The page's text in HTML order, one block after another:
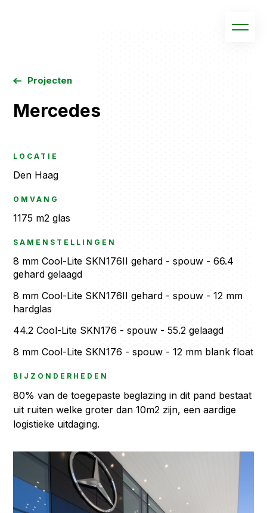
Projecten
Mercedes
LOCATIE
Den Haag
OMVANG
1175 m2 glas
SAMENSTELLINGEN
8 mm Cool-Lite SKN176II gehard - spouw - 66.4
gehard gelaagd
8 mm Cool-Lite SKN176II gehard - spouw - 12 mm
hardglas
44.2 Cool-Lite SKN176 - spouw - 55.2 gelaagd
8 mm Cool-Lite SKN176 - spouw - 12 mm blank float
BIJZONDERHEDEN
80% van de toegepaste beglazing in dit pand bestaat
uit ruiten welke groter dan 10m2 zijn, een aardige
logistieke uitdaging.